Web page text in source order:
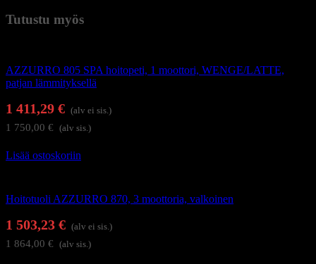
Tutustu myös
AZZURRO 805 SPA hoitopeti, 1 moottori, WENGE/LATTE,
patjan lämmityksellä
1 411,29 € (alv ei sis.)
1 750,00 € (alv sis.)
Lisää ostoskoriin
Hoitotuoli AZZURRO 870, 3 moottoria, valkoinen
1 503,23 € (alv ei sis.)
1 864,00 € (alv sis.)